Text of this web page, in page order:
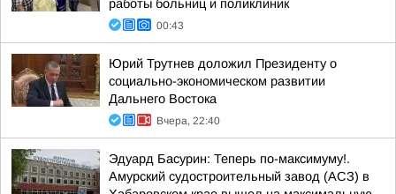
работы больниц и поликлиник
00:43
Юрий Трутнев доложил Президенту о
социально-экономическом развитии
Дальнего Востока
Вчера, 22:40
Эдуард Басурин: Теперь по-максимуму!.
Амурский судостроительный завод (АСЗ) в